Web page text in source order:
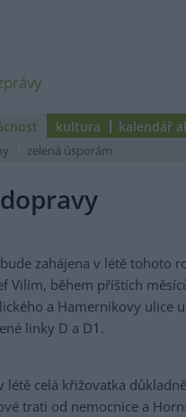
kultura kalendář
zelená úsporám
zahájena v létě tohoto
Vilím, během příštích
a Hamerníkovy ulice
linky D a D1.
celá křižovatka důkladně
trati od nemocnice a